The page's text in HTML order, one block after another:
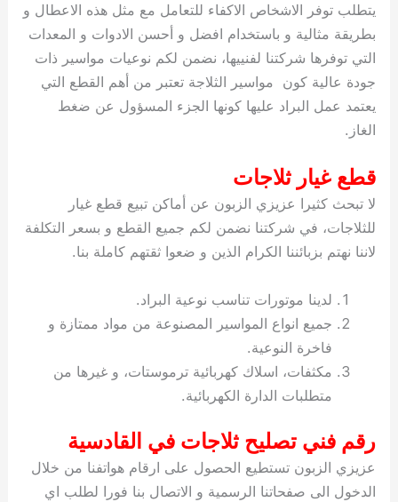
يتطلب توفر الاشخاص الاكفاء للتعامل مع مثل هذه الاعطال و
بطريقة مثالية و باستخدام افضل و أحسن الادوات و المعدات
التي توفرها شركتنا لفنييها، نضمن لكم نوعيات مواسير ذات
جودة عالية كون مواسير الثلاجة تعتبر من أهم القطع التي
يعتمد عمل البراد عليها كونها الجزء المسؤول عن ضغط
الغاز.
قطع غيار ثلاجات
لا تبحث كثيرا عزيزي الزبون عن أماكن تبيع قطع غيار
للثلاجات، في شركتنا نضمن لكم جميع القطع و بسعر التكلفة
لاننا نهتم بزبائننا الكرام الذين و ضعوا ثقتهم كاملة بنا.
لدينا موتورات تناسب نوعية البراد.
جميع انواع المواسير المصنوعة من مواد ممتازة و
فاخرة النوعية.
مكثفات، اسلاك كهربائية ترموستات، و غيرها من
متطلبات الدارة الكهربائية.
رقم فني تصليح ثلاجات في القادسية
عزيزي الزبون تستطيع الحصول على ارقام هواتفنا من خلال
الدخول الى صفحاتنا الرسمية و الاتصال بنا فورا لطلب اي